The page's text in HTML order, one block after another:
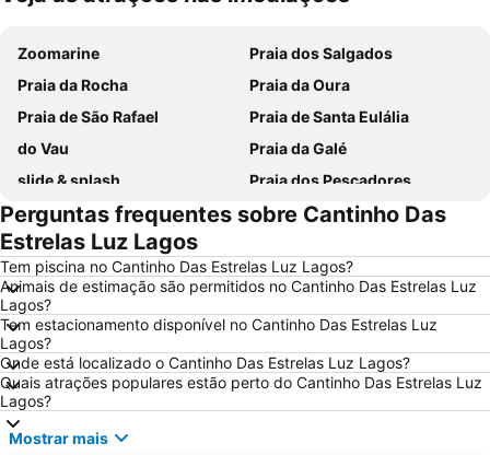
Ampliar mapa
Zoomarine
Praia dos Salgados
Praia da Rocha
Praia da Oura
Praia de São Rafael
Praia de Santa Eulália
do Vau
Praia da Galé
slide & splash
Praia dos Pescadores
Autodrómo Internacional Algarve
Carvalhal
Balaia Golf Village
Meia Praia
Aldeia das Açoteias
Praia da Zambujeira do Mar
Montechoro
Olhos de Água
Praia do Carvoeiro
Praia da Arrifana
Marina de Albufeira
Perguntas frequentes sobre Cantinho Das
Estrelas Luz Lagos
Tem piscina no Cantinho Das Estrelas Luz Lagos?
Animais de estimação são permitidos no Cantinho Das Estrelas Luz
Lagos?
Tem estacionamento disponível no Cantinho Das Estrelas Luz
Lagos?
Onde está localizado o Cantinho Das Estrelas Luz Lagos?
Quais atrações populares estão perto do Cantinho Das Estrelas Luz
Lagos?
Mostrar mais